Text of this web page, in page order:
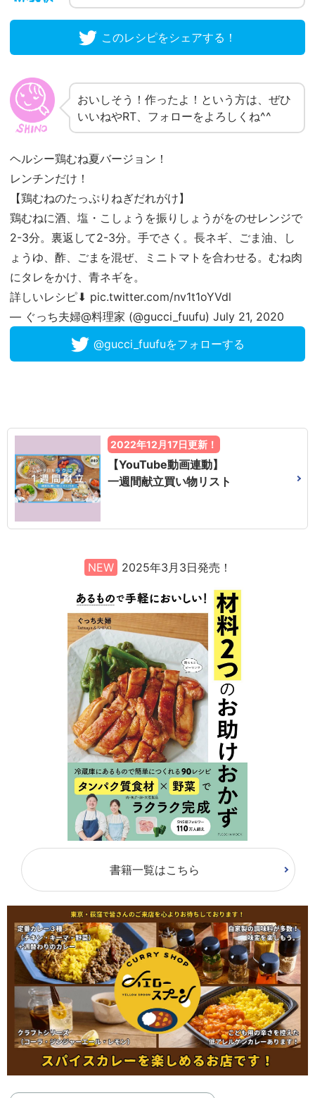
このレシピをシェアする！
おいしそう！作ったよ！という方は、ぜひ
いいねやRT、フォローをよろしくね^^
ヘルシー鶏むね夏バージョン！
レンチンだけ！
【鶏むねのたっぷりねぎだれがけ】
鶏むねに酒、塩・こしょうを振りしょうがをのせレンジで
2-3分。裏返して2-3分。手でさく。長ネギ、ごま油、し
ょうゆ、酢、ごまを混ぜ、ミニトマトを合わせる。むね肉
にタレをかけ、青ネギを。
詳しいレシピ⬇︎ pic.twitter.com/nv1t1oYVdl
— ぐっち夫婦@料理家 (@gucci_fuufu) July 21, 2020
@gucci_fuufuをフォローする
2022年12月17日更新！
【YouTube動画連動】
一週間献立買い物リスト
NEW 2025年3月3日発売！
書籍一覧はこちら